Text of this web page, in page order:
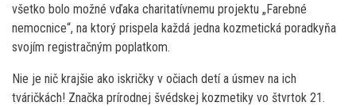
všetko bolo možné vďaka charitatívnemu projektu „Farebné
nemocnice“, na ktorý prispela každá jedna kozmetická poradkyňa
svojím registračným poplatkom.
Nie je nič krajšie ako iskričky v očiach detí a úsmev na ich
tváričkách! Značka prírodnej švédskej kozmetiky vo štvrtok 21.